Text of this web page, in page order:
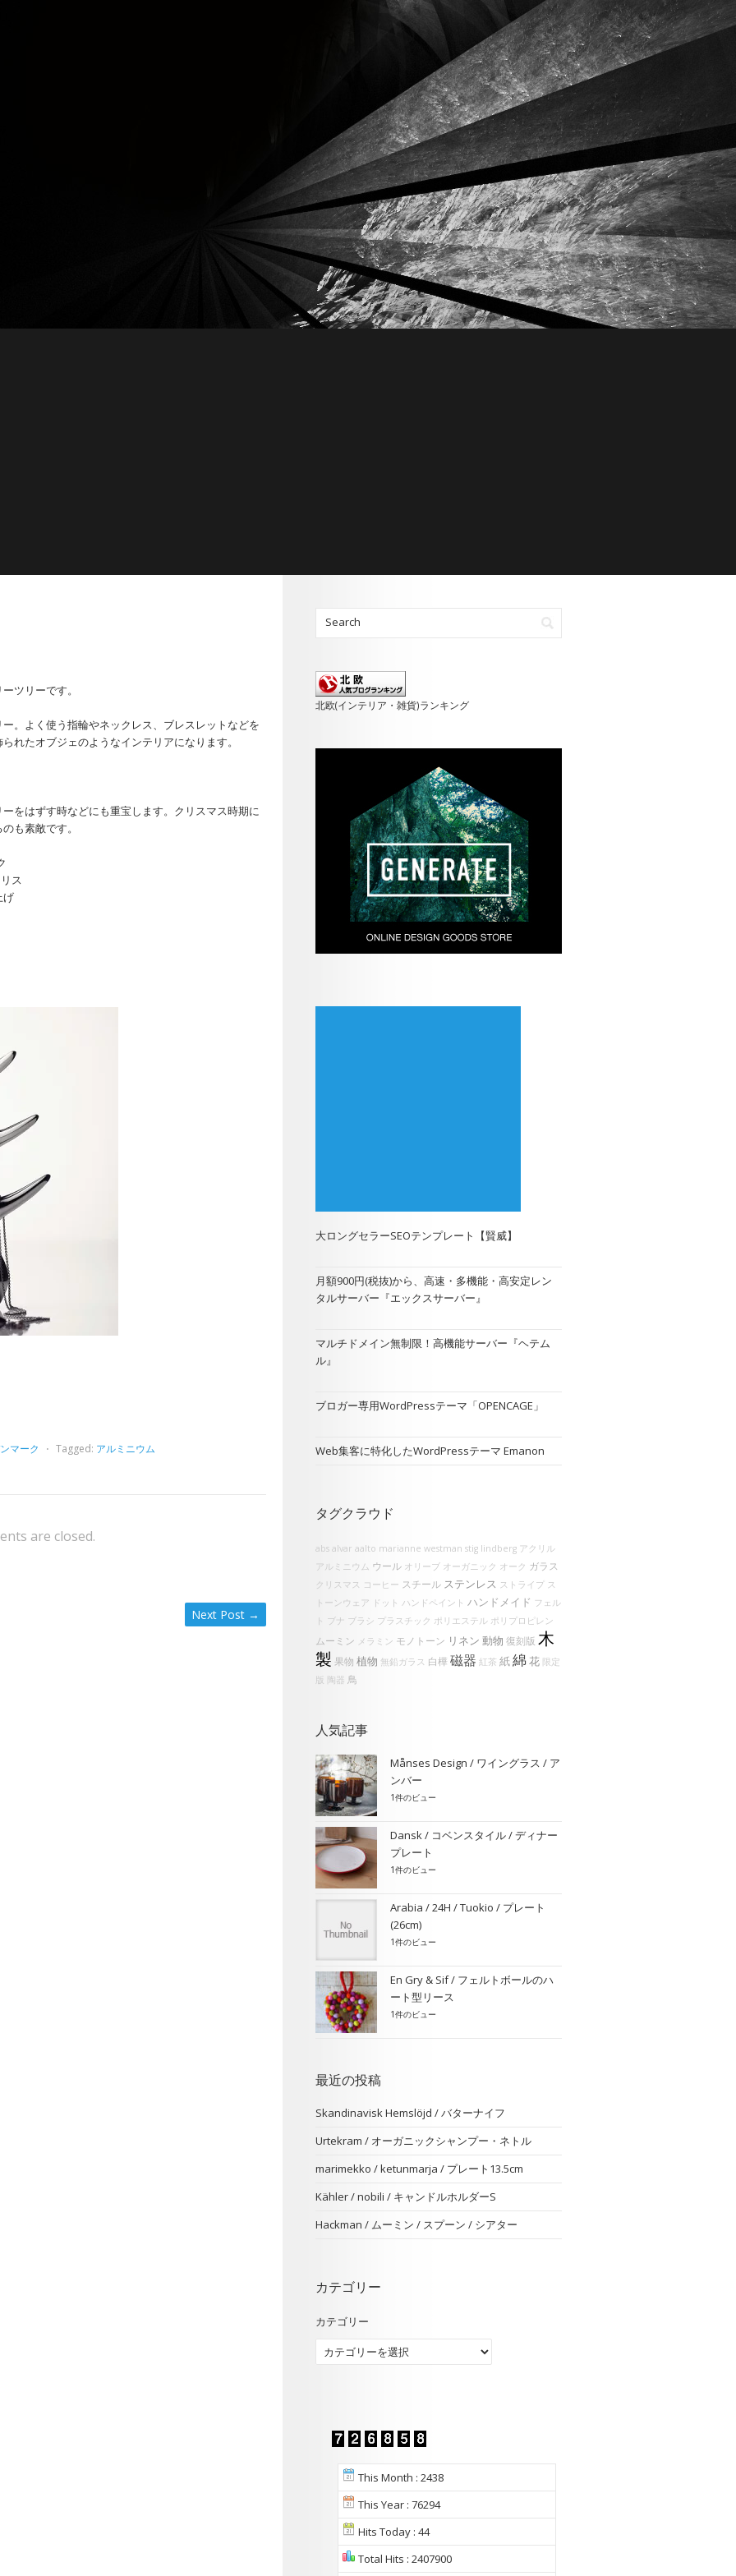
ツリーです。
。よく使う指輪やネックレス、ブレスレットなどを
れたオブジェのようなインテリアになります。
をはずす時などにも重宝します。クリスマス時期に
も素敵です。
ス
げ
マーク ⋅ Tagged: アルミニウム
are closed.
Next Post →
北欧(インテリア・雑貨)ランキング
大ロングセラーSEOテンプレート【賢威】
月額900円(税抜)から、高速・多機能・高安定レン
タルサーバー『エックスサーバー』
マルチドメイン無制限！高機能サーバー『ヘテム
ル』
ブロガー専用WordPressテーマ「OPENCAGE」
Web集客に特化したWordPressテーマ Emanon
タグクラウド
abs alvar aalto marianne westman stig lindberg アクリル
アルミニウム ウール オリーブ オーガニック オーク ガラス
クリスマス コーヒー スチール ステンレス ストライプ ス
トーンウェア ドット ハンドペイント ハンドメイド フェル
ト ブナ ブラシ プラスチック ポリエステル ポリプロピレン
ムーミン メラミン モノトーン リネン 動物 復刻版 木
製 果物 植物 無鉛ガラス 白樺 磁器 紅茶 紙綿 花 限定
版 陶器 鳥
人気記事
Månses Design / ワイングラス / ア
ンバー
1件のビュー
Dansk / コベンスタイル / ディナー
プレート
1件のビュー
Arabia / 24H / Tuokio / プレート
(26cm)
1件のビュー
En Gry & Sif / フェルトボールのハ
ート型リース
1件のビュー
最近の投稿
Skandinavisk Hemslöjd / バターナイフ
Urtekram / オーガニックシャンプー・ネトル
marimekko / ketunmarja / プレート13.5cm
Kähler / nobili / キャンドルホルダーS
Hackman / ムーミン / スプーン / シアター
カテゴリー
カテゴリー
This Month : 2438
This Year : 76294
Hits Today : 44
Total Hits : 2407900